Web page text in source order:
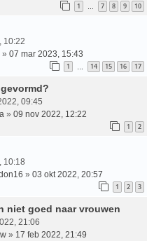
1 … 7 8 9 10
10:22
» 07 mar 2023, 15:43
1 … 14 15 16 17
09:45
» 09 nov 2022, 12:22
1 2
10:18
» 03 okt 2022, 20:57
1 2 3
niet goed naar vrouwen
21:06
» 17 feb 2022, 21:49